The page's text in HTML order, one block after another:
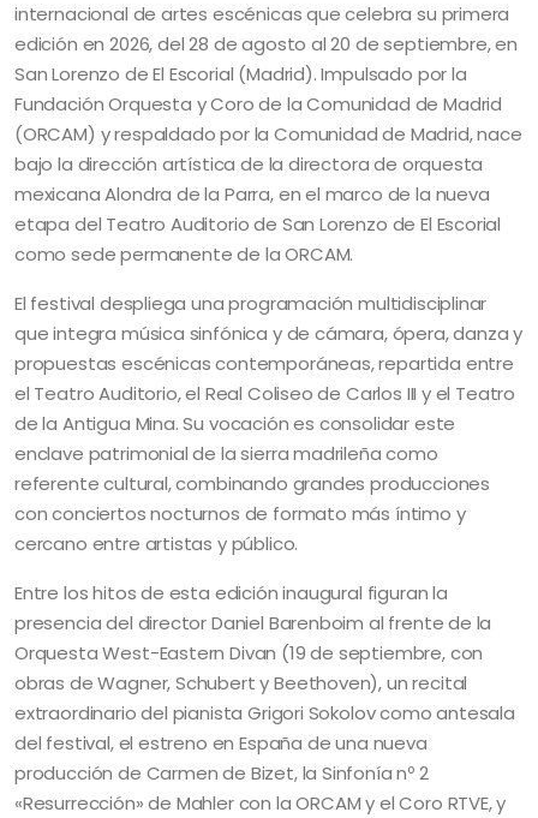
internacional de artes escénicas que celebra su primera
edición en 2026, del 28 de agosto al 20 de septiembre, en
San Lorenzo de El Escorial (Madrid). Impulsado por la
Fundación Orquesta y Coro de la Comunidad de Madrid
(ORCAM) y respaldado por la Comunidad de Madrid, nace
bajo la dirección artística de la directora de orquesta
mexicana Alondra de la Parra, en el marco de la nueva
etapa del Teatro Auditorio de San Lorenzo de El Escorial
como sede permanente de la ORCAM.
El festival despliega una programación multidisciplinar
que integra música sinfónica y de cámara, ópera, danza y
propuestas escénicas contemporáneas, repartida entre
el Teatro Auditorio, el Real Coliseo de Carlos III y el Teatro
de la Antigua Mina. Su vocación es consolidar este
enclave patrimonial de la sierra madrileña como
referente cultural, combinando grandes producciones
con conciertos nocturnos de formato más íntimo y
cercano entre artistas y público.
Entre los hitos de esta edición inaugural figuran la
presencia del director Daniel Barenboim al frente de la
Orquesta West-Eastern Divan (19 de septiembre, con
obras de Wagner, Schubert y Beethoven), un recital
extraordinario del pianista Grigori Sokolov como antesala
del festival, el estreno en España de una nueva
producción de Carmen de Bizet, la Sinfonía nº 2
«Resurrección» de Mahler con la ORCAM y el Coro RTVE, y